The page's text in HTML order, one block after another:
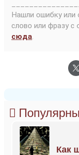
Нашли ошибку или
слово или фразу
сюда.
Как